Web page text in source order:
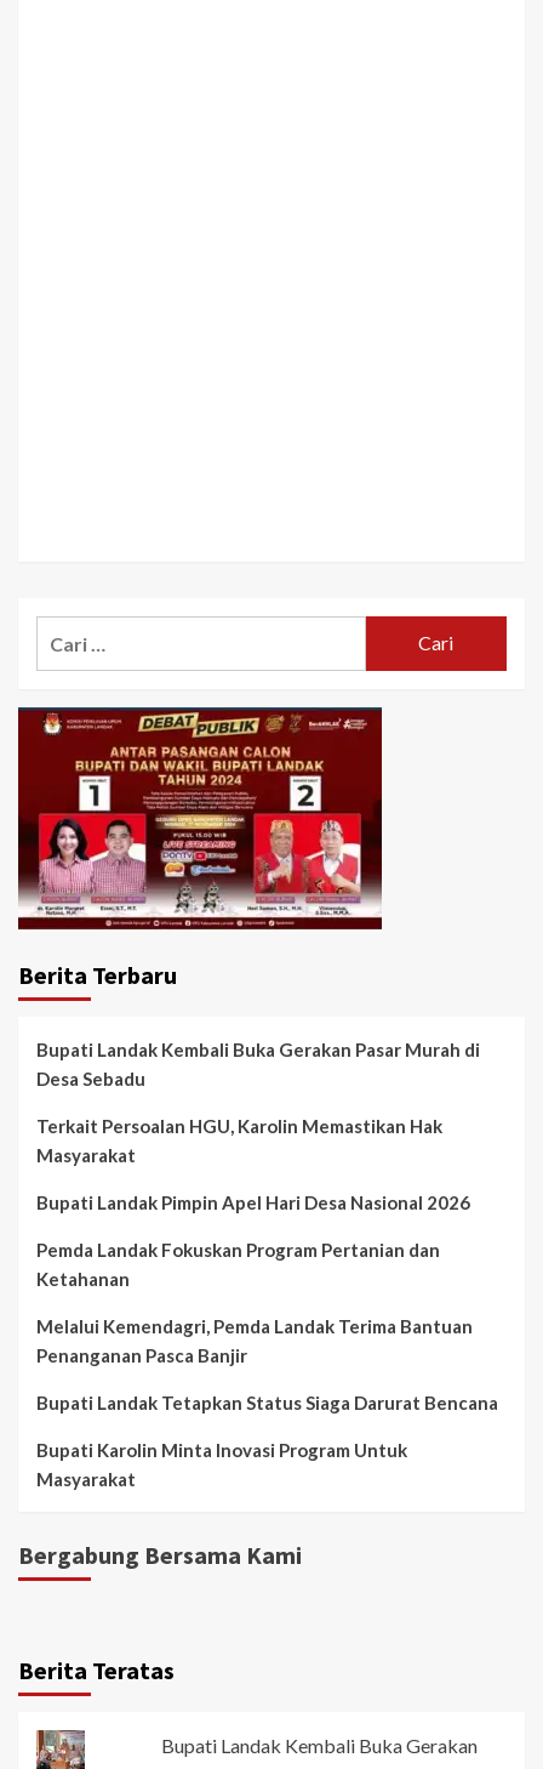
Berita Terbaru
Bupati Landak Kembali Buka Gerakan Pasar Murah di
Desa Sebadu
Terkait Persoalan HGU, Karolin Memastikan Hak
Masyarakat
Bupati Landak Pimpin Apel Hari Desa Nasional 2026
Pemda Landak Fokuskan Program Pertanian dan
Ketahanan
Melalui Kemendagri, Pemda Landak Terima Bantuan
Penanganan Pasca Banjir
Bupati Landak Tetapkan Status Siaga Darurat Bencana
Bupati Karolin Minta Inovasi Program Untuk
Masyarakat
Bergabung Bersama Kami
Berita Teratas
Bupati Landak Kembali Buka Gerakan